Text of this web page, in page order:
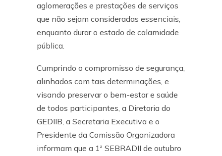
aglomerações e prestações de serviços
que não sejam consideradas essenciais,
enquanto durar o estado de calamidade
pública.
Cumprindo o compromisso de segurança,
alinhados com tais determinações, e
visando preservar o bem-estar e saúde
de todos participantes, a Diretoria do
GEDIIB, a Secretaria Executiva e o
Presidente da Comissão Organizadora
informam que a 1ª SEBRADII de outubro